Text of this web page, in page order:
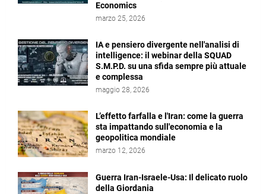
Economics
marzo 25, 2026
IA e pensiero divergente nell'analisi di
intelligence: il webinar della SQUAD
S.M.P.D. su una sfida sempre più attuale
e complessa
maggio 28, 2026
L’effetto farfalla e l'Iran: come la guerra
sta impattando sull'economia e la
geopolitica mondiale
marzo 12, 2026
Guerra Iran-Israele-Usa: Il delicato ruolo
della Giordania